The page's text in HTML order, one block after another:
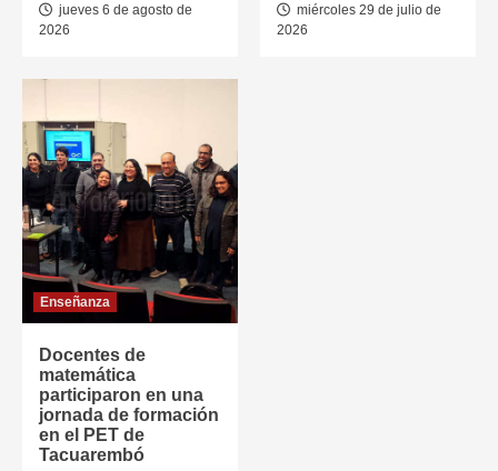
jueves 6 de agosto de
2026
miércoles 29 de julio de
2026
Enseñanza
Docentes de
matemática
participaron en una
jornada de formación
en el PET de
Tacuarembó